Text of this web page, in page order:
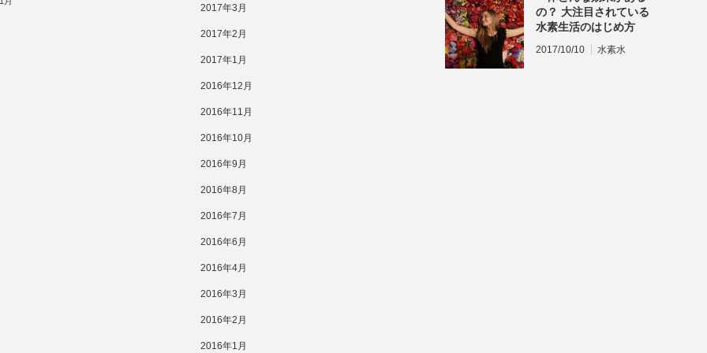
2017年3月
2017年2月
2017年1月
2016年12月
2016年11月
2016年10月
2016年9月
2016年8月
2016年7月
2016年6月
2016年4月
2016年3月
2016年2月
2016年1月
の？ 大注目されている
水素生活のはじめ方
2017/10/10 水素水